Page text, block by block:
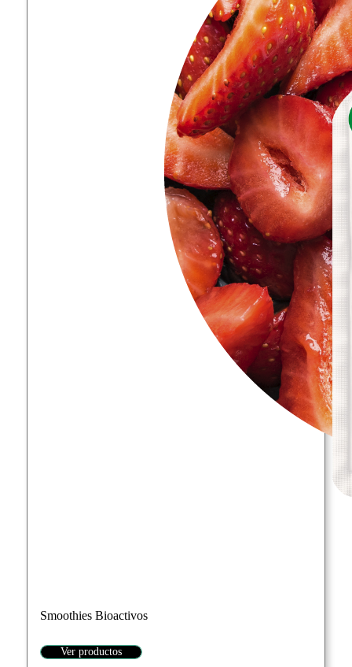
Smoothies Bioactivos
Ver productos